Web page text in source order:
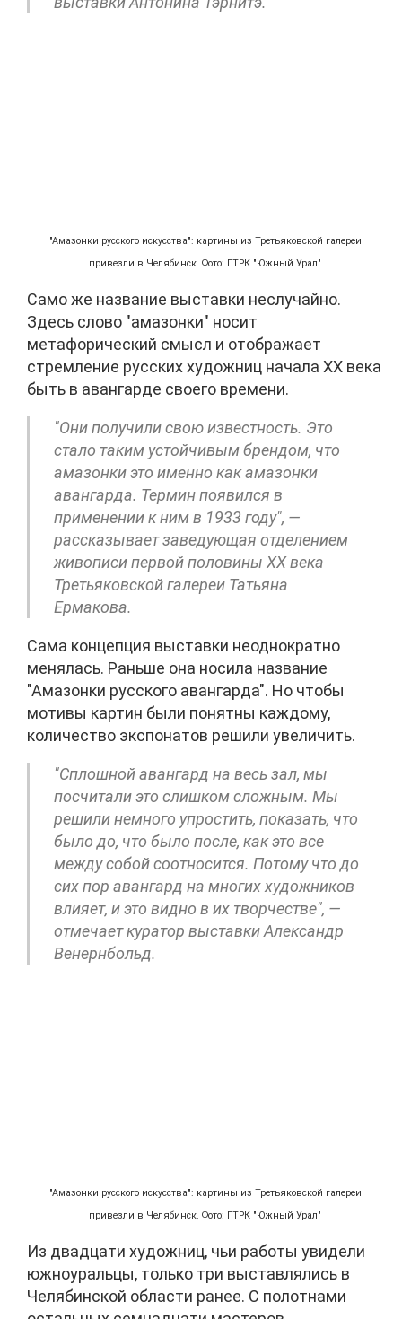
"Амазонки русского искусства": картины из Третьяковской галереи
привезли в Челябинск. Фото: ГТРК "Южный Урал"
Само же название выставки неслучайно.
Здесь слово "амазонки" носит
метафорический смысл и отображает
стремление русских художниц начала XX века
быть в авангарде своего времени.
"Они получили свою известность. Это
стало таким устойчивым брендом, что
амазонки это именно как амазонки
авангарда. Термин появился в
применении к ним в 1933 году", —
рассказывает заведующая отделением
живописи первой половины ХХ века
Третьяковской галереи Татьяна
Ермакова.
Сама концепция выставки неоднократно
менялась. Раньше она носила название
"Амазонки русского авангарда". Но чтобы
мотивы картин были понятны каждому,
количество экспонатов решили увеличить.
"Сплошной авангард на весь зал, мы
посчитали это слишком сложным. Мы
решили немного упростить, показать, что
было до, что было после, как это все
между собой соотносится. Потому что до
сих пор авангард на многих художников
влияет, и это видно в их творчестве", —
отмечает куратор выставки Александр
Венернбольд.
"Амазонки русского искусства": картины из Третьяковской галереи
привезли в Челябинск. Фото: ГТРК "Южный Урал"
Из двадцати художниц, чьи работы увидели
южноуральцы, только три выставлялись в
Челябинской области ранее. С полотнами